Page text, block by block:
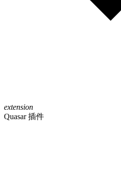
extension
Quasar 插件